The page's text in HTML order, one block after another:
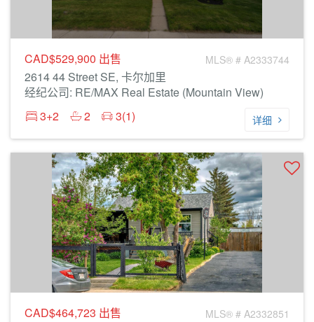
CAD$529,900 出售 MLS® # A2333744
2614 44 Street SE, 卡尔加里
经纪公司: RE/MAX Real Estate (Mountain View)
3+2
2 3(1) 详细
CAD$464,723 出售 MLS® # A2332851